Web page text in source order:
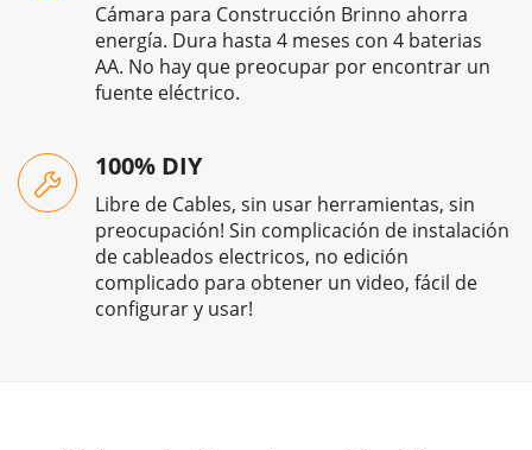
Cámara para Construcción Brinno ahorra
energía. Dura hasta 4 meses con 4 baterias
AA. No hay que preocupar por encontrar un
fuente eléctrico.
100% DIY
Libre de Cables, sin usar herramientas, sin
preocupación! Sin complicación de instalación
de cableados electricos, no edición
complicado para obtener un video, fácil de
configurar y usar!